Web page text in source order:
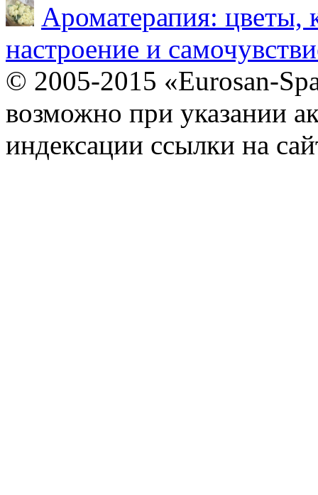
Ароматерапия: цветы,
настроение и
© 2005-2015 «Eurosan-
возможно при указании
индексации ссылки на